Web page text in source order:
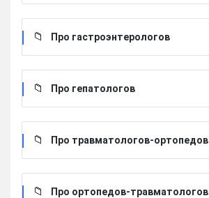
Про гастроэнтерологов
Про гепатологов
Про травматологов-ортопедов
Про ортопедов-травматологов